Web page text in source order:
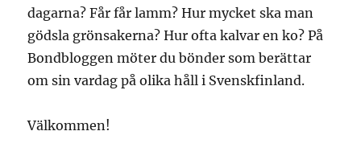
dagarna? Får får lamm? Hur mycket ska man
gödsla grönsakerna? Hur ofta kalvar en ko? På
Bondbloggen möter du bönder som berättar
om sin vardag på olika håll i Svenskfinland.
Välkommen!